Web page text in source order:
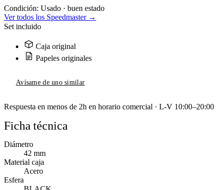
Condición: Usado · buen estado
Ver todos los Speedmaster →
Set incluido
Caja original
Papeles originales
Avísame de uno similar
Respuesta en menos de 2h en horario comercial · L-V 10:00–20:00
Ficha técnica
Diámetro
42 mm
Material caja
Acero
Esfera